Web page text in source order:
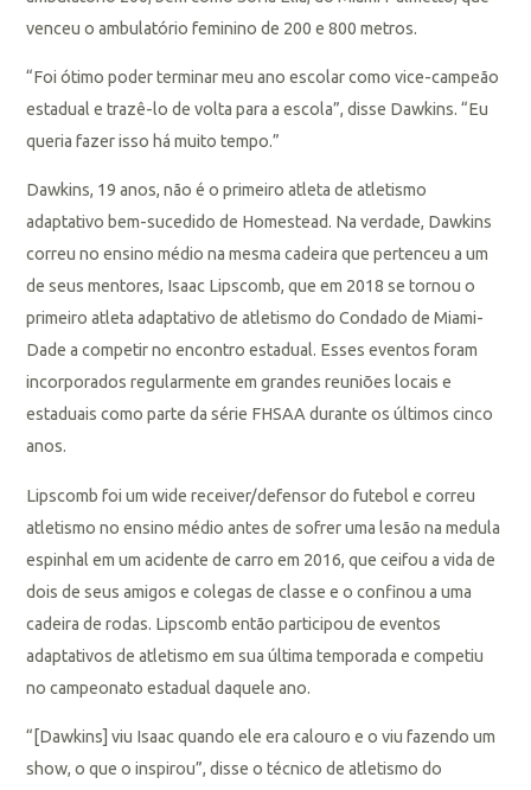
venceu o ambulatório feminino de 200 e 800 metros.
“Foi ótimo poder terminar meu ano escolar como vice-campeão
estadual e trazê-lo de volta para a escola”, disse Dawkins. “Eu
queria fazer isso há muito tempo.”
Dawkins, 19 anos, não é o primeiro atleta de atletismo
adaptativo bem-sucedido de Homestead. Na verdade, Dawkins
correu no ensino médio na mesma cadeira que pertenceu a um
de seus mentores, Isaac Lipscomb, que em 2018 se tornou o
primeiro atleta adaptativo de atletismo do Condado de Miami-
Dade a competir no encontro estadual. Esses eventos foram
incorporados regularmente em grandes reuniões locais e
estaduais como parte da série FHSAA durante os últimos cinco
anos.
Lipscomb foi um wide receiver/defensor do futebol e correu
atletismo no ensino médio antes de sofrer uma lesão na medula
espinhal em um acidente de carro em 2016, que ceifou a vida de
dois de seus amigos e colegas de classe e o confinou a uma
cadeira de rodas. Lipscomb então participou de eventos
adaptativos de atletismo em sua última temporada e competiu
no campeonato estadual daquele ano.
“[Dawkins] viu Isaac quando ele era calouro e o viu fazendo um
show, o que o inspirou”, disse o técnico de atletismo do